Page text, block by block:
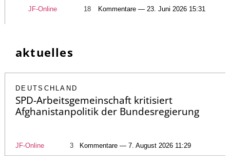
JF-Online 18 Kommentare — 23. Juni 2026 15:31
aktuelles
DEUTSCHLAND
SPD-Arbeitsgemeinschaft kritisiert
Afghanistanpolitik der Bundesregierung
JF-Online 3 Kommentare — 7. August 2026 11:29